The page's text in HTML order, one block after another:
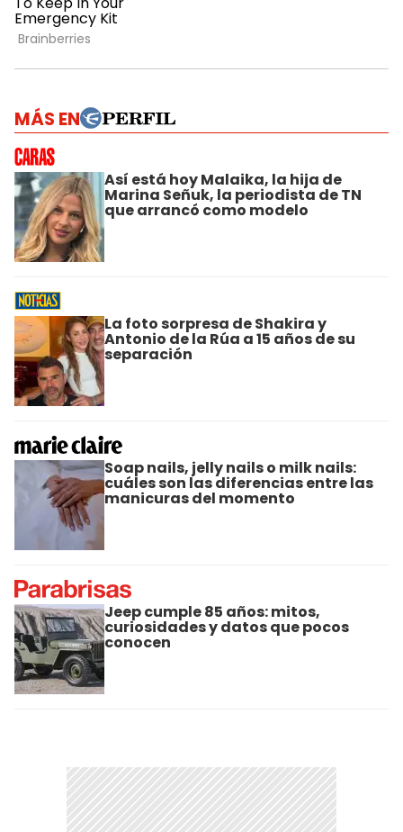
MÁS EN
Así está hoy Malaika, la hija de
Marina Señuk, la periodista de TN
que arrancó como modelo
La foto sorpresa de Shakira y
Antonio de la Rúa a 15 años de su
separación
Soap nails, jelly nails o milk nails:
cuáles son las diferencias entre las
manicuras del momento
Jeep cumple 85 años: mitos,
curiosidades y datos que pocos
conocen